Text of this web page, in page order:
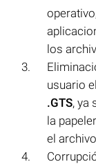
los
usuario
.GTS, ya
la
el